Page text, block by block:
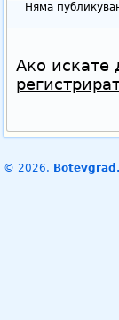
Няма
Ако искате
© 2026.